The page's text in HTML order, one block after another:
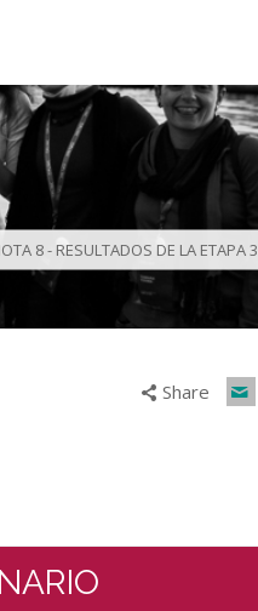
8 - RESULTADOS DE LA ETAPA
Share